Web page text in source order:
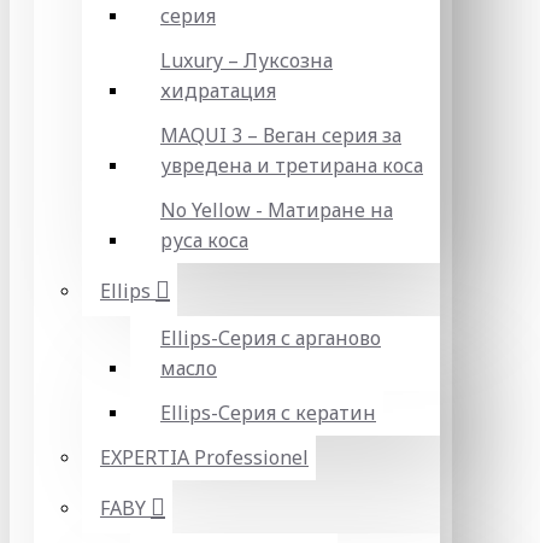
серия
Luxury – Луксозна
хидратация
MAQUI 3 – Веган серия за
увредена и третирана коса
No Yellow - Матиране на
руса коса
Ellips
Ellips-Серия с арганово
масло
Ellips-Серия с кератин
EXPERTIA Professionel
FABY